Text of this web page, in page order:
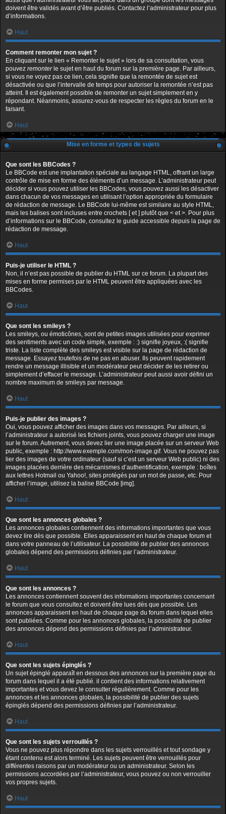
doivent être validés avant d’être publiés. Contactez l’administrateur pour plus
d’informations.
Haut
Comment remonter mon sujet ?
En cliquant sur le lien « Remonter le sujet » lors de sa consultation, vous
pouvez remonterle sujet en haut du forum sur la première page. Par ailleurs,
si vous ne voyez pas ce lien, cela signifie que la remontée de sujet est
désactivée ou que l’intervalle de temps pour autoriser la remontée n’est pas
atteint. Il est également possible de remonter un sujet simplement en y
répondant. Néanmoins, assurez-vous de respecter les règles du forum en le
faisant.
Haut
Mise en forme et types de sujets
Que sont les BBCodes ?
Le BBCode est une implantation spéciale au langage HTML, offrant un large
contrôle de mise en forme des éléments d’un message. L’administrateur peut
décider si vous pouvez utiliser les BBCodes, vous pouvez aussi les désactiver
dans chacun de vos messages en utilisant l’option appropriée du formulaire
de rédaction de message. Le BBCode lui-même est similaire au style HTML,
mais les balises sont incluses entre crochets [ et ] plutôt que < et >. Pour plus
d’informations sur le BBCode, consultez le guide accessible depuis la page de
rédaction de message.
Haut
Puis-je utiliser le HTML ?
Non, il n’est pas possible de publier du HTML sur ce forum. La plupart des
mises en forme permises par le HTML peuvent être appliquées avec les
BBCodes.
Haut
Que sont les smileys ?
Les smileys, ou émoticônes, sont de petites images utilisées pour exprimer
des sentiments avec un code simple, exemple : :) signifie joyeux, :( signifie
triste. La liste complète des smileys est visible sur la page de rédaction de
message. Essayez toutefois de ne pas en abuser. Ils peuvent rapidement
rendre un message illisible et un modérateur peut décider de les retirer ou
simplement d’effacer le message. L’administrateur peut aussi avoir défini un
nombre maximum de smileys par message.
Haut
Puis-je publier des images ?
Oui, vous pouvez afficher des images dans vos messages. Par ailleurs, si
l’administrateur a autorisé les fichiers joints, vous pouvez charger une image
sur le forum. Autrement, vous devez lier une image placée sur un serveur Web
public, exemple : http://www.exemple.com/mon-image.gif. Vous ne pouvez pas
lier des images de votre ordinateur (sauf si c’est un serveur Web public) ni des
images placées derrière des mécanismes d’authentification, exemple : boîtes
aux lettres Hotmail ou Yahoo!, sites protégés par un mot de passe, etc. Pour
afficher l’image, utilisez la balise BBCode [img].
Haut
Que sont les annonces globales ?
Les annonces globales contiennent des informations importantes que vous
devez lire dès que possible. Elles apparaissent en haut de chaque forum et
dans votre panneau de l’utilisateur. La possibilité de publier des annonces
globales dépend des permissions définies par l’administrateur.
Haut
Que sont les annonces ?
Les annonces contiennent souvent des informations importantes concernant
le forum que vous consultez et doivent être lues dès que possible. Les
annonces apparaissent en haut de chaque page du forum dans lequel elles
sont publiées. Comme pour les annonces globales, la possibilité de publier
des annonces dépend des permissions définies par l’administrateur.
Haut
Que sont les sujets épinglés ?
Un sujet épinglé apparaît en dessous des annonces sur la première page du
forum dans lequel il a été publié. il contient des informations relativement
importantes et vous devez le consulter régulièrement. Comme pour les
annonces et les annonces globales, la possibilité de publier des sujets
épinglés dépend des permissions définies par l’administrateur.
Haut
Que sont les sujets verrouillés ?
Vous ne pouvez plus répondre dans les sujets verrouillés et tout sondage y
étant contenu est alors terminé. Les sujets peuvent être verrouillés pour
différentes raisons par un modérateur ou un administrateur. Selon les
permissions accordées par l’administrateur, vous pouvez ou non verrouiller
vos propres sujets.
Haut